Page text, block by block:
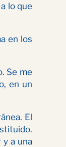
lo que
en los
Se me
en un
El
y a una